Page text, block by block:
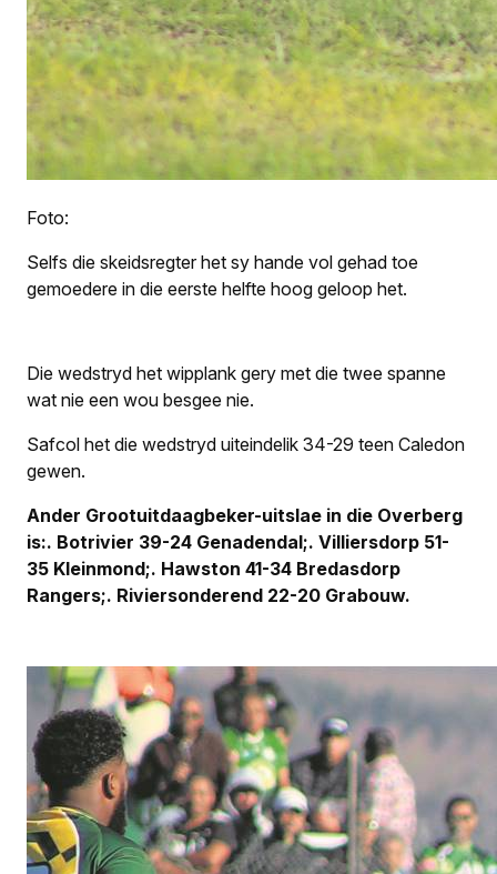
Foto:
Selfs die skeidsregter het sy hande vol gehad toe
gemoedere in die eerste helfte hoog geloop het.
Die wedstryd het wipplank gery met die twee spanne
wat nie een wou besgee nie.
Safcol het die wedstryd uiteindelik 34-29 teen Caledon
gewen.
Ander Grootuitdaagbeker-uitslae in die Overberg
is:. Botrivier 39-24 Genadendal;. Villiersdorp 51-
35 Kleinmond;. Hawston 41-34 Bredasdorp
Rangers;. Riviersonderend 22-20 Grabouw.